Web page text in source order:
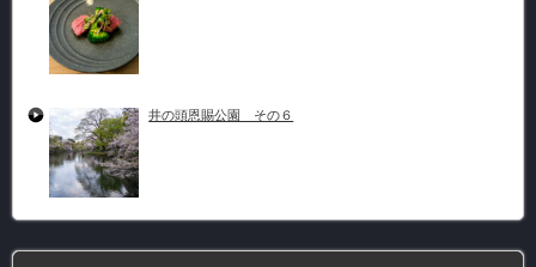
井の頭恩賜公園 その６